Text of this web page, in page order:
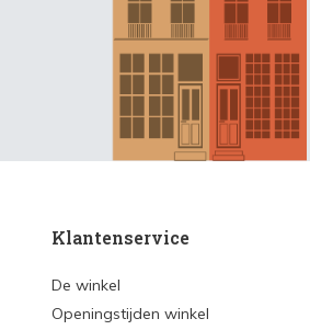
Klantenservice
De winkel
Openingstijden winkel